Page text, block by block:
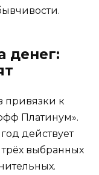
денег:
привязки к
Платинум».
действует
выбранных